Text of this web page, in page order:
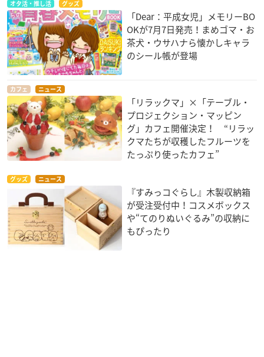
オタ活・推し活 グッズ
「Dear：平成女児」メモリーBO
OKが7月7日発売！まめゴマ・お
茶犬・ウサハナら懐かしキャラ
のシール帳が登場
カフェ ニュース
「リラックマ」×「テーブル・
プロジェクション・マッピン
グ」カフェ開催決定！ “リラッ
クマたちが収穫したフルーツを
たっぷり使ったカフェ”
グッズ ニュース
『すみっコぐらし』木製収納箱
が受注受付中！コスメボックス
や“てのりぬいぐるみ”の収納に
もぴったり